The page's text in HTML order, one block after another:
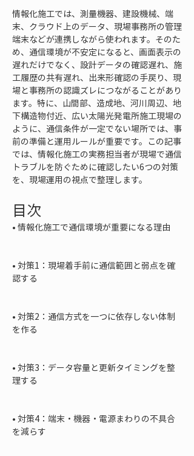
情報化施工では、測量機器、建設機械、端
末、クラウド上のデータ、現場事務所の管理
端末などが連携しながら使われます。そのた
め、通信環境が不安定になると、画面表示の
遅れだけでなく、設計データの確認遅れ、施
工履歴の共有遅れ、出来形確認の手戻り、現
場と事務所の認識ズレにつながることがあり
ます。特に、山間部、造成地、河川周辺、地
下構造物付近、広い太陽光発電所施工現場の
ように、通信条件が一定でない場所では、事
前の準備と運用ルールが重要です。この記事
では、情報化施工の実務担当者が現場で通信
トラブルを防ぐために確認したい6つの対策
を、現場運用の視点で整理します。
目次
• 情報化施工で通信環境が重要になる理由
• 対策1：現場着手前に通信範囲と弱点を確
認する
• 対策2：通信方式を一つに依存しない体制
を作る
• 対策3：データ容量と更新タイミングを整
理する
• 対策4：端末・機器・電源まわりの不具合
を減らす